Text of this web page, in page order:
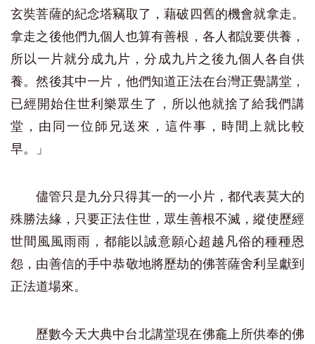
玄奘菩薩的紀念塔竊取了，藉破四舊的機會就拿走。
拿走之後他們九個人也算有善根，各人都說要供養，
所以一片就分成九片，分成九片之後九個人各自供
養。然後其中一片，他們知道正法在台灣正覺講堂，
已經開始住世利樂眾生了，所以他就捨了給我們講
堂，由同一位師兄送來，這件事，時間上就比較
早。」
儘管只是九分只得其一的一小片，都代表莫大的
殊勝法緣，只要正法住世，眾生善根不滅，縱使歷經
世間風風雨雨，都能以誠意願心超越凡俗的種種恩
怨，由善信的手中恭敬地將歷劫的佛菩薩舍利呈獻到
正法道場來。
歷數今天大典中台北講堂現在佛龕上所供奉的佛